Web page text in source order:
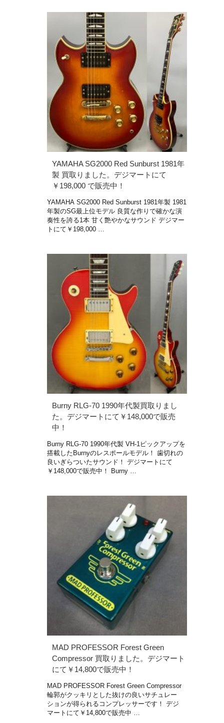
YAMAHA SG2000 Red Sunburst 1981年
製 買取りました。デジマートにて
￥198,000 で販売中！
YAMAHA SG2000 Red Sunburst 1981年製 1981
年製のSG最上位モデル 良質な作りで確かな演
奏性を誇る1本 甘く艶やかなサウンド デジマー
トにて￥198,000 …
Burny RLG-70 1990年代製買取りまし
た。デジマートにて￥148,000で販売
中！
Burny RLG-70 1990年代製 VH-1ピックアップを
搭載したBurnyのレスポールモデル！ 歯切れの
良いぎらついたサウンド！ デジマートにて
￥148,000で販売中！ Burny …
MAD PROFESSOR Forest Green
Compressor 買取りました。デジマート
にて￥14,800で販売中！
MAD PROFESSOR Forest Green Compressor
輪郭がクッキリとした抜けの良いサチュレー
ションが得られるコンプレッサーです！ デジ
マートにて￥14,800で販売中 …